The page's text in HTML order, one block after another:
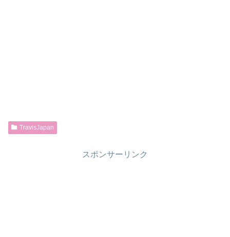
TravisJapan
スポンサーリンク